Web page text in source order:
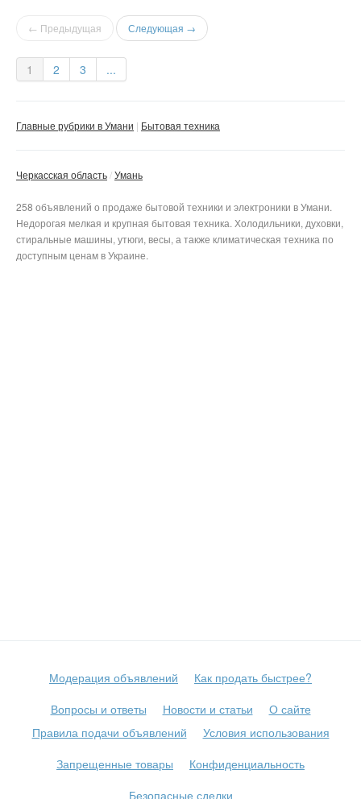
← Предыдущая Следующая →
1 2 3 ...
Главные рубрики в Умани Бытовая техника
Черкасская область Умань
258 объявлений о продаже бытовой техники и электроники в Умани.
Недорогая мелкая и крупная бытовая техника. Холодильники, духовки,
стиральные машины, утюги, весы, а также климатическая техника по
доступным ценам в Украине.
Модерация объявлений
Как продать быстрее?
Вопросы и ответы
Новости и статьи
О сайте
Правила подачи объявлений
Условия использования
Запрещенные товары
Конфиденциальность
Безопасные сделки